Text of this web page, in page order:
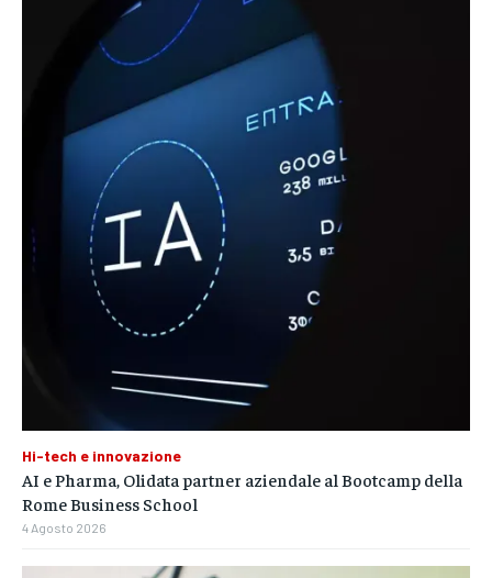
Hi-tech e innovazione
AI e Pharma, Olidata partner aziendale al Bootcamp della
Rome Business School
4 Agosto 2026